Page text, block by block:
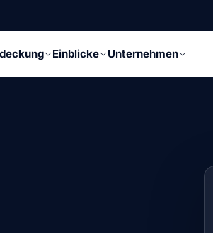
Einblicke Unternehmen